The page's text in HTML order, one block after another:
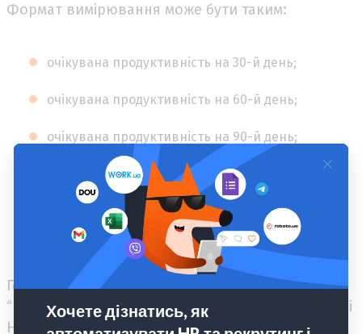
Формат вимірювання може бути таким:
очікувана продуктивність на 30-й день;
очікувана продуктивність на 60-й день;
очікувана продуктивність на 90-й день;
фактичний прогрес;
коментар менеджера;
ризики або бар’єри.
Головне — не вимірювати time-to-productivity
“на око”. Якщо критерії не визначені, менеджер і
HR можуть по-різному оцінювати одну й ту саму